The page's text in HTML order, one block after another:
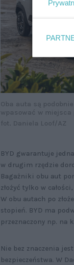
BYD gwarantuje
w drugim rzędzie
Bagażniki obu aut
złożyć tylko w
W obu autach po
stopień. BYD ma
przeznaczony np. na
Nie bez znaczenia
bezpieczeństwa. W